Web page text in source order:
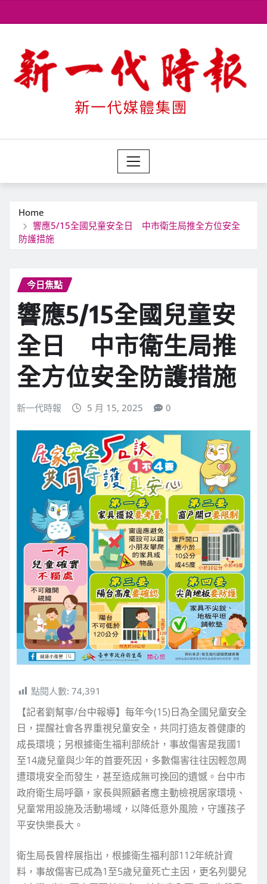
to
Home
響應5/15全國兒童安全日 中市衛生局推全方位安全
防護措施
今日焦點
響應5/15全國兒童安
全日 中市衛生局推
全方位安全防護措施
新一代時報 5 月 15, 2025 0
點閱人數: 74,391
【記者劉幫寧/台中報導】每年今(15)日為全國兒童安全
日，提醒社會各界重視兒童安全，共同打造友善健康的
成長環境；另根據衛生福利部統計，事故傷害是我國1
至14歲兒童與少年的首要死因，多數傷害往往因輕忽周
遭環境安全而發生，甚至造成無可挽回的遺憾。台中市
政府衛生局呼籲，家長與照顧者應主動檢視居家環境、
兒童常用設施及活動場域，以降低意外風險，守護孩子
平安快樂長大。
衛生局長曾梓展指出，根據衛生福利部112年統計資
料，事故傷害已成為1至5歲兒童死亡主因，更名列嬰兒